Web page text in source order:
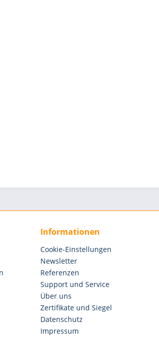
Informationen
Cookie-Einstellungen
Newsletter
Referenzen
Support und Service
Über uns
Zertifikate und Siegel
Datenschutz
Impressum